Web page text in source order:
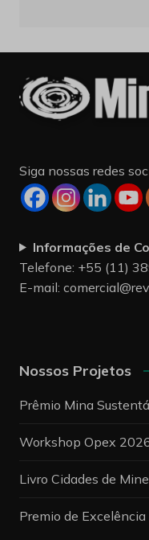
Siga nossas redes
Informações de
Telefone: +55 (11)
E-mail:
Nossos Projetos
Prêmio Mina
Workshop Opex
Livro Cidades de
Premio de Excelência